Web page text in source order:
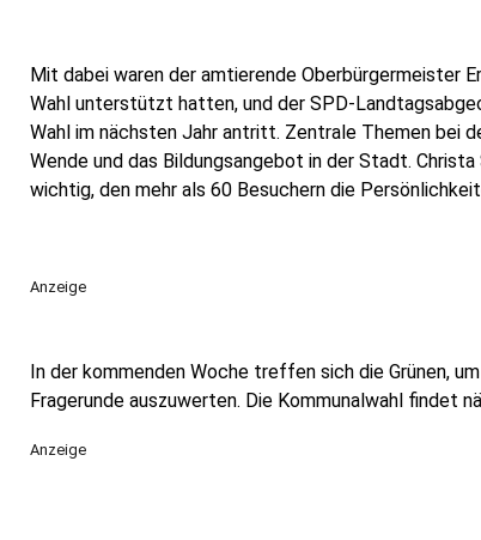
Mit dabei waren der amtierende Oberbürgermeister
Wahl unterstützt hatten, und der SPD-
Wahl im nächsten Jahr antritt. Zentrale Themen bei
Wende und das Bildungsangebot in der Stadt.
wichtig, den mehr als 60 Besuchern die
Anzeige
In der kommenden Woche treffen sich die Grünen,
Fragerunde auszuwerten. Die Kommunalwahl findet
Anzeige